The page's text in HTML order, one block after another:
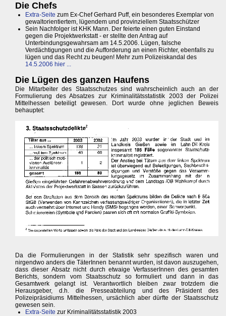
Die Chefs
Extra-Seite zum Ex-Chef Gerhard Puff, ein besonderes Exemplar von
gewaltorientiertem, lügendem und provinziellem Staatsschützer
Sein Nachfolger ist KHK Mann. Der feierte einen guten Einstand
gegen die Projektwerkstatt - er stellte den Antrag auf
Unterbindungsgewahrsam am 14.5.2006. Lügen, falsche
Verdächtigungen und die Aufforderung an einen Richter, ebenfalls zu
lügen und das Recht zu beugen! Mehr zum Polizeiskandal des
14.5.2006 hier ...
Die Lügen des ganzen Haufens
Die Mitarbeiter des Staatsschutzes sind wahrscheinlich auch an der
Formulierung des Absatzes zur Kriminalitätsstatistik 2003 der Polizei
Mittelhessen beteiligt gewesen. Dort wurde ohne jeglichen Beweis
behauptet:
Da die Formulierungen in der Statistik sehr spezifisch waren und
nirgendwo anders die TäterInnen benannt wurden, ist davon auszugehen,
dass dieser Absatz nicht durch etwaige VerfasserInnen des gesamten
Berichts, sondern vom Staatsschutz so formuliert und dann in das
Gesamtwerk gelangt ist. Verantwortlich bleiben zwar trotzdem die
Herausgeber, d.h. die Presseabteilung und des Präsident des
Polizeipräsidiums Mittelhessen, ursächlich aber dürfte der Staatsschutz
gewesen sein.
Extra-Seite zur Kriminalitätsstatistik 2003